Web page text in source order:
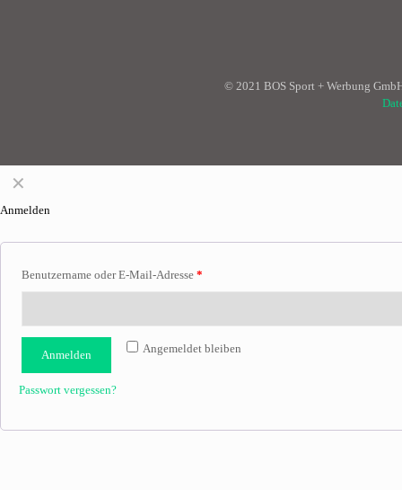
© 2021 BOS Sport + Werbung
✕
Anmelden
Benutzername oder E-Mail-Adresse *
Angemeldet bleiben
Anmelden
Passwort vergessen?